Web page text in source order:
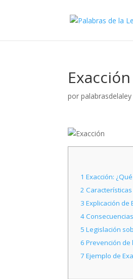
Exacción
porpalabrasdelaley
1 Exacción:
2
3 Explicación de
4
5 Legislación
6 Prevención de
7 Ejemplo de